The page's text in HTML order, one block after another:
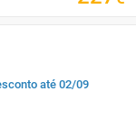
até 02/09